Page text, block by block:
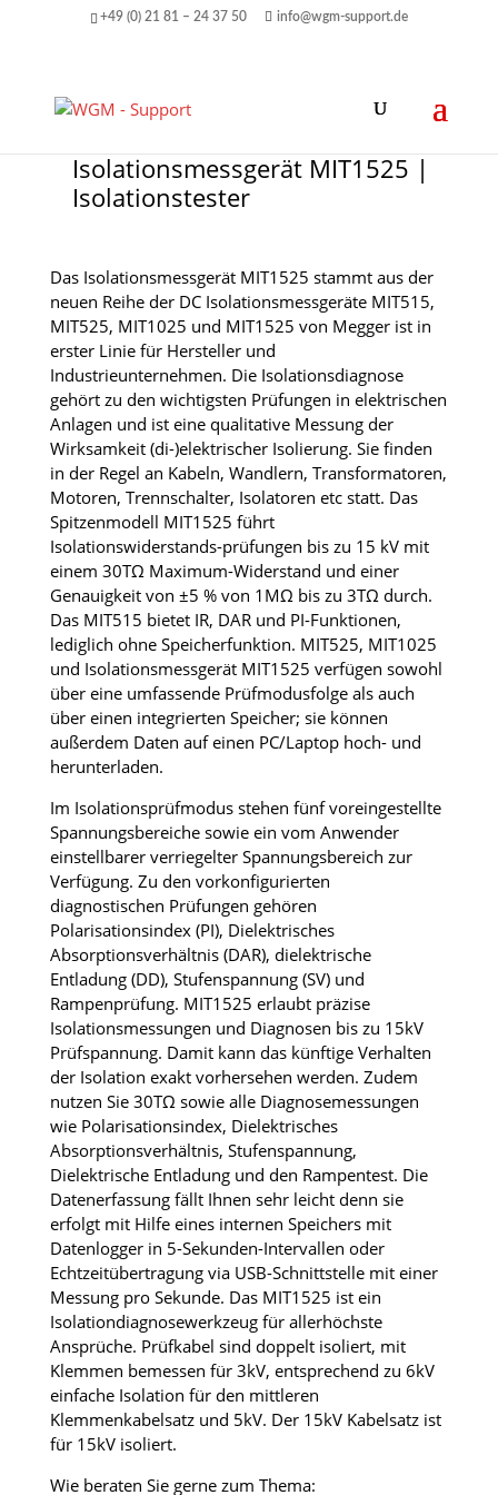
+49 (0) 21 81 – 24 37 50 info@wgm-support.de
Isolationsmessgerät MIT1525 |
Isolationstester
Das Isolationsmessgerät MIT1525 stammt aus der
neuen Reihe der DC Isolationsmessgeräte MIT515,
MIT525, MIT1025 und MIT1525 von Megger ist in
erster Linie für Hersteller und
Industrieunternehmen. Die Isolationsdiagnose
gehört zu den wichtigsten Prüfungen in elektrischen
Anlagen und ist eine qualitative Messung der
Wirksamkeit (di-)elektrischer Isolierung. Sie finden
in der Regel an Kabeln, Wandlern, Transformatoren,
Motoren, Trennschalter, Isolatoren etc statt. Das
Spitzenmodell MIT1525 führt
Isolationswiderstands-prüfungen bis zu 15 kV mit
einem 30TΩ Maximum-Widerstand und einer
Genauigkeit von ±5 % von 1MΩ bis zu 3TΩ durch.
Das MIT515 bietet IR, DAR und PI-Funktionen,
lediglich ohne Speicherfunktion. MIT525, MIT1025
und Isolationsmessgerät MIT1525 verfügen sowohl
über eine umfassende Prüfmodusfolge als auch
über einen integrierten Speicher; sie können
außerdem Daten auf einen PC/Laptop hoch- und
herunterladen.
Im Isolationsprüfmodus stehen fünf voreingestellte
Spannungsbereiche sowie ein vom Anwender
einstellbarer verriegelter Spannungsbereich zur
Verfügung. Zu den vorkonfigurierten
diagnostischen Prüfungen gehören
Polarisationsindex (PI), Dielektrisches
Absorptionsverhältnis (DAR), dielektrische
Entladung (DD), Stufenspannung (SV) und
Rampenprüfung. MIT1525 erlaubt präzise
Isolationsmessungen und Diagnosen bis zu 15kV
Prüfspannung. Damit kann das künftige Verhalten
der Isolation exakt vorhersehen werden. Zudem
nutzen Sie 30TΩ sowie alle Diagnosemessungen
wie Polarisationsindex, Dielektrisches
Absorptionsverhältnis, Stufenspannung,
Dielektrische Entladung und den Rampentest. Die
Datenerfassung fällt Ihnen sehr leicht denn sie
erfolgt mit Hilfe eines internen Speichers mit
Datenlogger in 5-Sekunden-Intervallen oder
Echtzeitübertragung via USB-Schnittstelle mit einer
Messung pro Sekunde. Das MIT1525 ist ein
Isolationdiagnosewerkzeug für allerhöchste
Ansprüche. Prüfkabel sind doppelt isoliert, mit
Klemmen bemessen für 3kV, entsprechend zu 6kV
einfache Isolation für den mittleren
Klemmenkabelsatz und 5kV. Der 15kV Kabelsatz ist
für 15kV isoliert.
Wie beraten Sie gerne zum Thema: